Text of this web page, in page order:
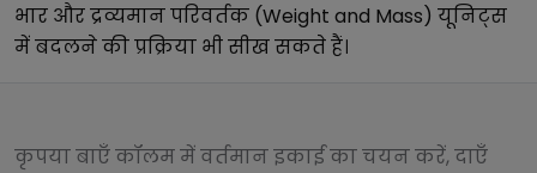
भार और द्रव्यमान परिवर्तक (Weight and Mass) यूनिट्स
में बदलने की प्रक्रिया भी सीख सकते हैं।
कृपया बाएँ कॉलम में वर्तमान इकाई का चयन करें, दाएँ